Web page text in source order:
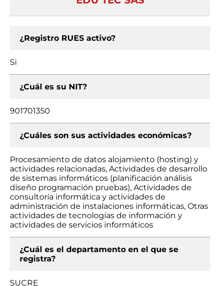
¿Registro RUES activo?
Si
¿Cuál es su NIT?
901701350
¿Cuáles son sus actividades económicas?
Procesamiento de datos alojamiento (hosting) y
actividades relacionadas, Actividades de desarrollo
de sistemas informáticos (planificación análisis
diseño programación pruebas), Actividades de
consultoría informática y actividades de
administración de instalaciones informáticas, Otras
actividades de tecnologías de información y
actividades de servicios informáticos
¿Cuál es el departamento en el que se
registra?
SUCRE